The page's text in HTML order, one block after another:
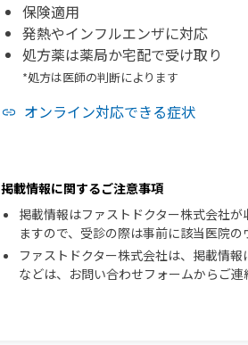
保険適用
発熱やインフルエンザに対応
処方薬は薬局か宅配で受け取り
*処方は医師の判断によります
オンライン対応できる症状
掲載情報に関するご注意事項
掲載情報はファストドクター株式会社
ますので、受診の際は事前に該当医院の
ファストドクター株式会社は、掲載情
などは、お問い合わせフォームからご連